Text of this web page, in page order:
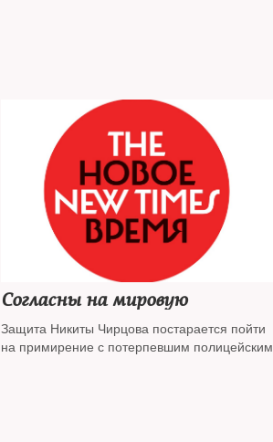
Согласны на мировую
Защита Никиты Чирцова постарается пойти
на примирение с потерпевшим полицейским